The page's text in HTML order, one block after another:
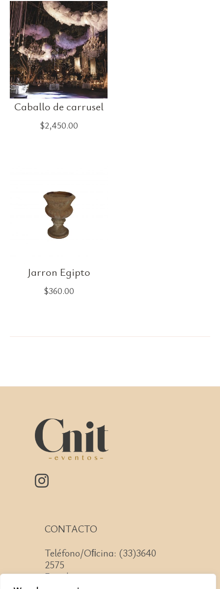
Caballo de carrusel
$2,450.00
Jarron Egipto
$360.00
CONTACTO
Teléfono/Oﬁcina: (33)3640
2575
Email: contacto@cnit.mx